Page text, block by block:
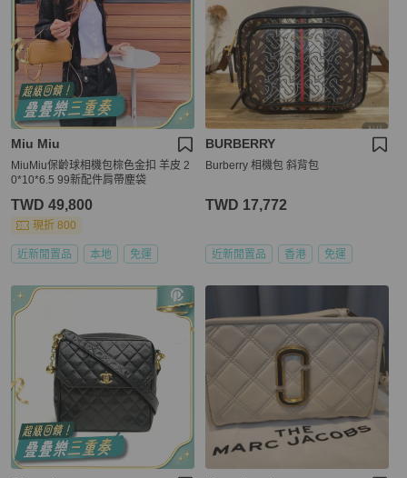
Miu Miu
MiuMiu保齡球相機包棕色金扣 羊皮 2
0*10*6.5 99新配件肩帶塵袋
TWD 49,800
現折 800
近新閒置品 本地 免運
BURBERRY
Burberry 相機包 斜背包
TWD 17,772
近新閒置品 香港 免運